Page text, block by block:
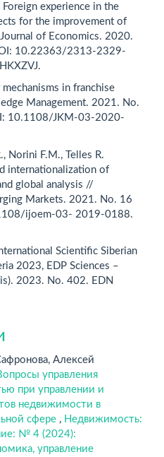
Foreign experience in the
for the improvement of
of Economics. 2020.
10.22363/2313-2329-
in franchise
Management. 2021. No.
10.1108/JKM-03-2020-
Norini F.M., Telles R.
internationalization of
global analysis //
Markets. 2021. No. 16
ijoem-03- 2019-0188.
Scientific Siberian
2023, EDP Sciences –
2023. No. 402. EDN
Алексей
управления
при управлении и
недвижимости в
сфере , Недвижимость:
№ 4 (2024):
управление